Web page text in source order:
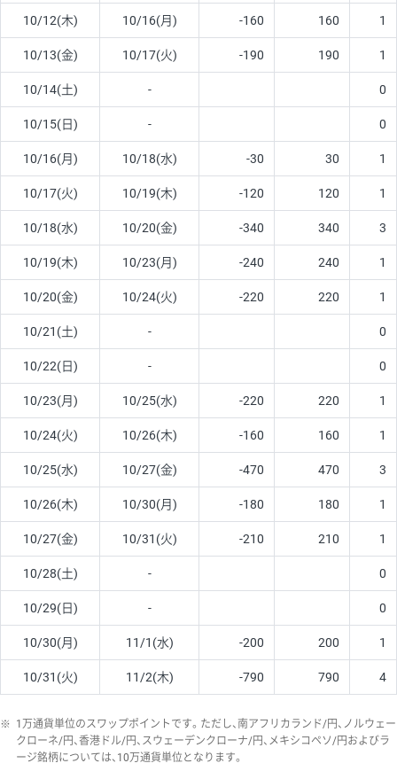
10/12(木) 10/16(月) -160 160 1
10/13(金) 10/17(火) -190 190 1
10/14(土) - 0
10/15(日) - 0
10/16(月) 10/18(水) -30 30 1
10/17(火) 10/19(木) -120 120 1
10/18(水) 10/20(金) -340 340 3
10/19(木) 10/23(月) -240 240 1
10/20(金) 10/24(火) -220 220 1
10/21(土) - 0
10/22(日) - 0
10/23(月) 10/25(水) -220 220 1
10/24(火) 10/26(木) -160 160 1
10/25(水) 10/27(金) -470 470 3
10/26(木) 10/30(月) -180 180 1
10/27(金) 10/31(火) -210 210 1
10/28(土) - 0
10/29(日) - 0
10/30(月) 11/1(水) -200 200 1
10/31(火) 11/2(木) -790 790 4
※ 1万通貨単位のスワップポイントです。ただし、南アフリカランド/円、ノルウェー
クローネ/円、香港ドル/円、スウェーデンクローナ/円、メキシコペソ/円およびラ
ージ銘柄については、10万通貨単位となります。